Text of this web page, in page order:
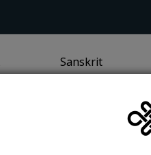
/ SEA TRADITIONPAGE
GO TOSANSKRIT
Sanskrit